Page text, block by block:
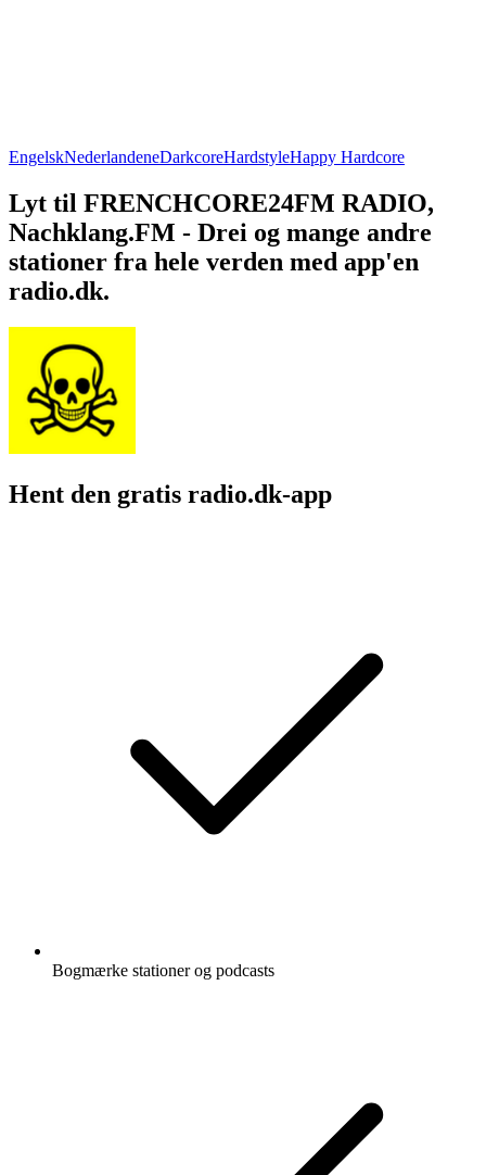
EngelskNederlandeneDarkcoreHardstyleHappy Hardcore
Lyt til FRENCHCORE24FM RADIO,
Nachklang.FM - Drei og mange andre
stationer fra hele verden med app'en
radio.dk.
Hent den gratis radio.dk-app
Bogmærke stationer og podcasts